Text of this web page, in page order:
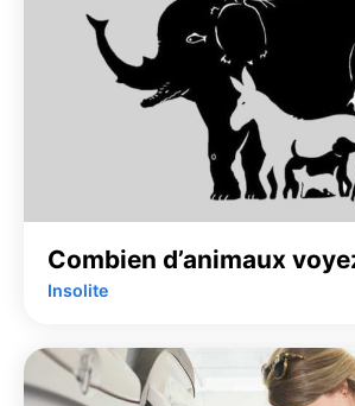
Combien d’animaux
Insolite